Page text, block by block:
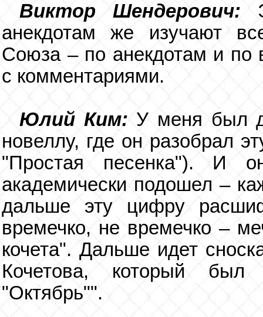
Виктор Шендерович:
анекдотам же изучают
Союза – по анекдотам и по
с комментариями.
Юлий Ким: У меня был
новеллу, где он разобрал
"Простая песенка"). И
академически подошел –
дальше эту цифру
времечко, не времечко –
кочета". Дальше идет
Кочетова, который был
"Октябрь"".